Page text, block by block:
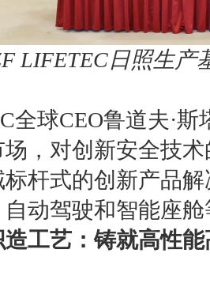
LIFETEC日照生产
全球CEO鲁道夫·
，对创新安全技
杆式的创新产品
动驾驶和智能座
工艺：铸就高性